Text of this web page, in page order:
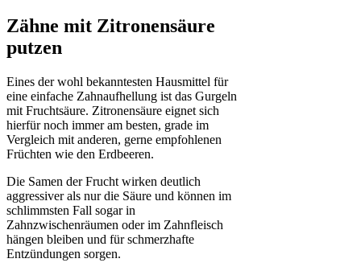
Zähne mit Zitronensäure
putzen
Eines der wohl bekanntesten Hausmittel für
eine einfache Zahnaufhellung ist das Gurgeln
mit Fruchtsäure. Zitronensäure eignet sich
hierfür noch immer am besten, grade im
Vergleich mit anderen, gerne empfohlenen
Früchten wie den Erdbeeren.
Die Samen der Frucht wirken deutlich
aggressiver als nur die Säure und können im
schlimmsten Fall sogar in
Zahnzwischenräumen oder im Zahnfleisch
hängen bleiben und für schmerzhafte
Entzündungen sorgen.